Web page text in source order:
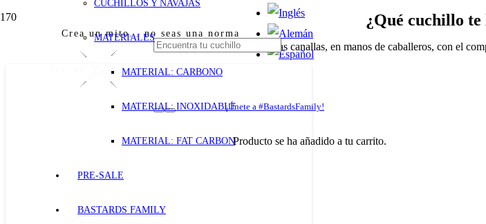
Crea un mito… no seas una norma
CUCHILLOS Y NAVAJAS
MATERIALES
MATERIAL: CARBONO
MATERIAL: INOXIDABLE
MATERIAL: FAT CARBON
PRE-SALE
BASTARDS FAMILY
¡Únete a #BastardsFamily!
Producto se ha añadido a tu carrito.
¿Qué cuchillo te
Cuchillos y navajas canallas, en manos de caballeros, con el